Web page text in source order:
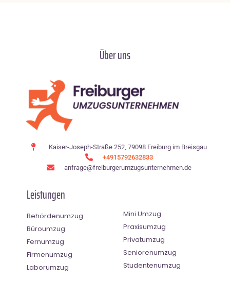
Über uns
Kaiser-Joseph-Straße 252, 79098 Freiburg im Breisgau
+4915792632833
anfrage@freiburgerumzugsunternehmen.de
Leistungen
Behördenumzug
Büroumzug
Fernumzug
Firmenumzug
Laborumzug
Mini Umzug
Praxisumzug
Privatumzug
Seniorenumzug
Studentenumzug